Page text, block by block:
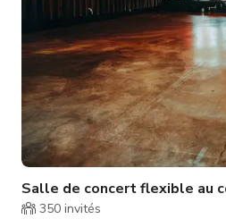
Salle de concert flexible au
350 invités